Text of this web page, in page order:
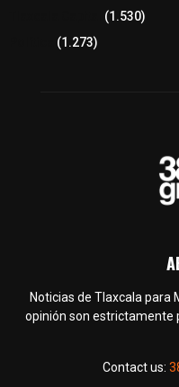
(1.530)
(1.273)
Noticias de Tlaxcala para
opinión son estrictamente
Contact us: